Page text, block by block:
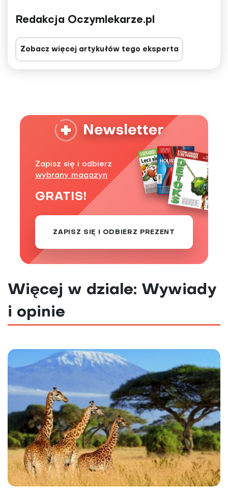
Redakcja Oczymlekarze.pl
Zobacz więcej artykułów tego eksperta
Zapisz się i odbierz
wybrany magazyn
GRATIS!
ZAPISZ SIĘ I ODBIERZ PREZENT
Więcej w dziale: Wywiady
i opinie